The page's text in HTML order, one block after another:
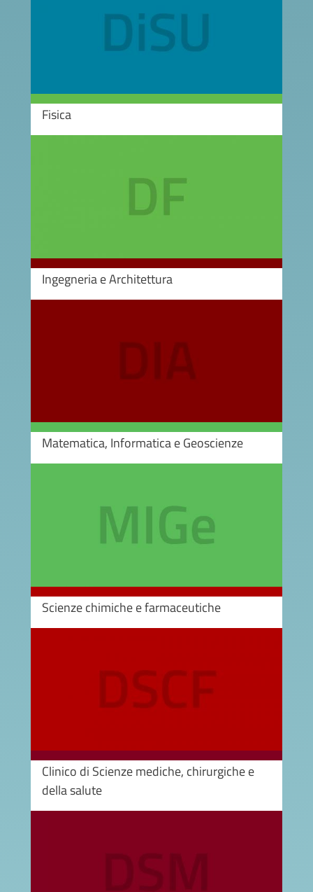
Fisica
Ingegneria e Architettura
Matematica, Informatica e Geoscienze
Scienze chimiche e farmaceutiche
Clinico di Scienze mediche, chirurgiche e
della salute